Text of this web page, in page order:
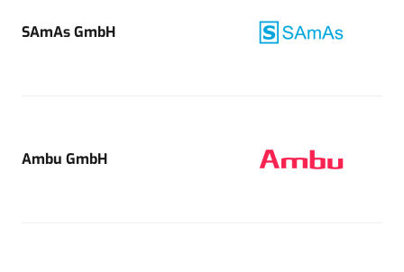
SAmAs GmbH
Ambu GmbH